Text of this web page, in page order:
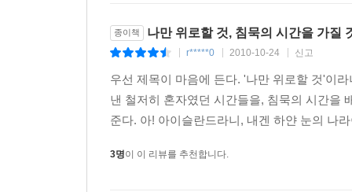
종이책 나만 위로할 것, 침묵의 시간을 가질
r*****0 2010-10-24 신고
우선 제목이 마음에 든다. '나만 위로할 것'이
낸 철저히 혼자였던 시간들을, 침묵의 시간을
준다. 아! 아이슬란드라니, 내겐 하얀 눈의 나
3명이 이 리뷰를 추천합니다.